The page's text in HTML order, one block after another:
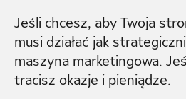
Jeśli chcesz, aby Twoja
musi działać jak
maszyna marketingowa.
tracisz okazje i pieniądze.